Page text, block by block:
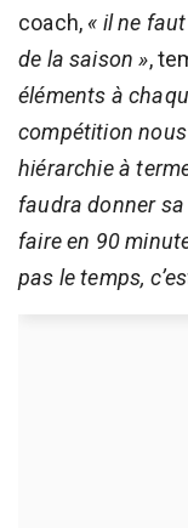
coach, « il ne
de la saison »,
éléments à
compétition
hiérarchie à
faudra donner
faire en 90
pas le temps,